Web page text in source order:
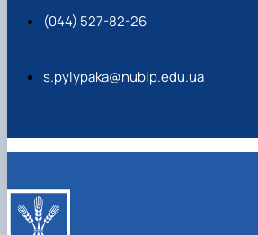
(044) 527-82-26
s.pylypaka@nubip.edu.ua